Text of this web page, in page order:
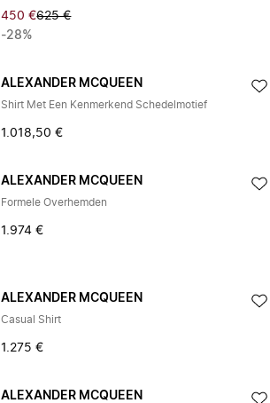
450 €625 €
-28%
ALEXANDER MCQUEEN
Shirt Met Een Kenmerkend Schedelmotief
1.018,50 €
ALEXANDER MCQUEEN
Formele Overhemden
1.974 €
ALEXANDER MCQUEEN
Casual Shirt
1.275 €
ALEXANDER MCQUEEN